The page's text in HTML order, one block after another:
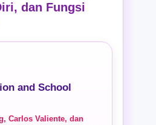
dan Fungsi
and School
Carlos Valiente, dan